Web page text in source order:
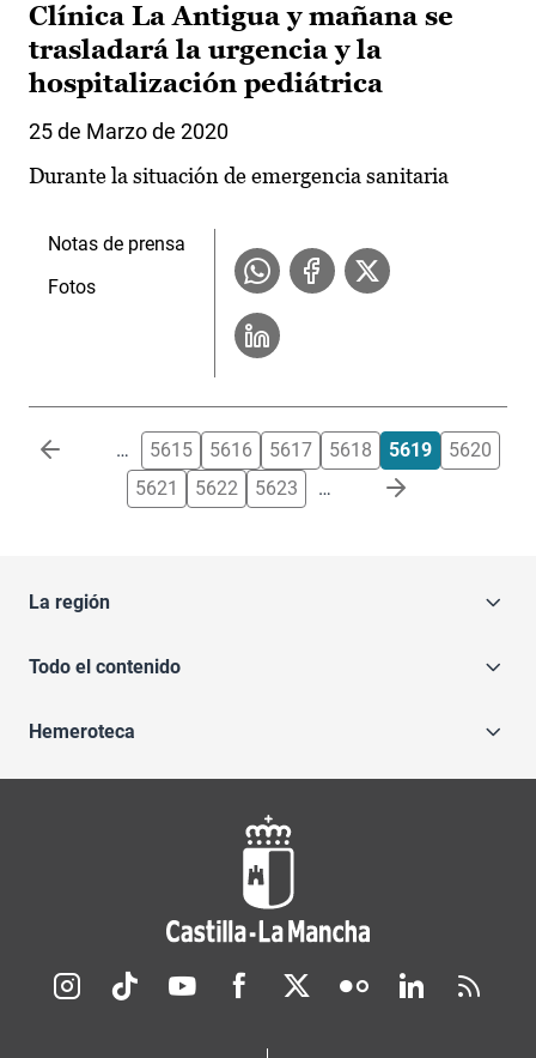
Clínica La Antigua y mañana se
trasladará la urgencia y la
hospitalización pediátrica
25 de Marzo de 2020
Durante la situación de emergencia sanitaria
Notas de prensa
Fotos
Paginación … 5615 5616 5617 5618 5619
5620
5621
5622 5623 …
La región
Todo el contenido
Hemeroteca
Redes sociales JCCM